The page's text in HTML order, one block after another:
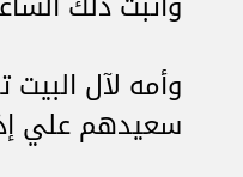
وأمه لآل
سعيدهم علي